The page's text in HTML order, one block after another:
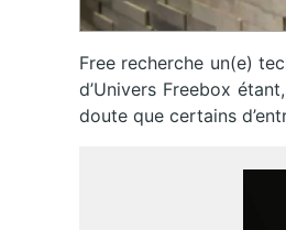
Free recherche un(e)
d’Univers Freebox
doute que certains